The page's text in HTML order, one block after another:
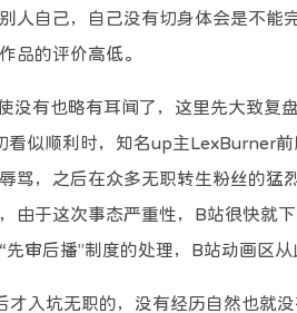
人自己，自己没有切身体会是不能
品的评价高低。
没有也略有耳闻了，这里先大致复
看似顺利时，知名up主LexBurner
骂，之后在众多无职转生粉丝的猛
由于这次事态严重性，B站很快就
审后播”制度的处理，B站动画区从
入坑无职的，没有经历自然也就